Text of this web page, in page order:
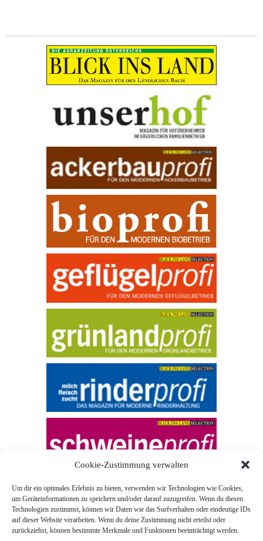
Cookie-Zustimmung verwalten
Um dir ein optimales Erlebnis zu bieten, verwenden wir Technologien wie Cookies,
um Geräteinformationen zu speichern und/oder darauf zuzugreifen. Wenn du diesen
Technologien zustimmst, können wir Daten wie das Surfverhalten oder eindeutige IDs
auf dieser Website verarbeiten. Wenn du deine Zustimmung nicht erteilst oder
zurückziehst, können bestimmte Merkmale und Funktionen beeinträchtigt werden.